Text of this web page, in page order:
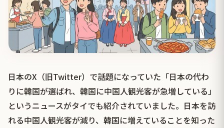
日本のX（旧Twitter）で話題になっていた「日本の代わ
りに韓国が選ばれ、韓国に中国人観光客が急増している」
というニュースがタイでも紹介されていました。日本を訪
れる中国人観光客が減り、韓国に増えていることを知った